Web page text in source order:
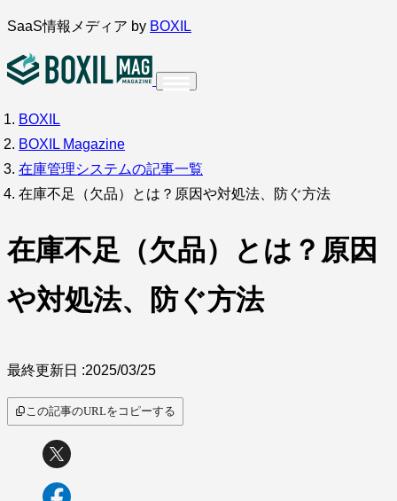
内
を
キ
ッ
プ
SaaS情報メディア by BOXIL
インタビュー
調査・アンケート
BOXIL
BOXIL Magazine
在庫管理システムの記事一覧
在庫不足（欠品）とは？原因や対処法、防ぐ方法
在庫不足（欠品）とは？原因
や対処法、防ぐ方法
最終更新日 :2025/03/25
この記事のURLをコピーする